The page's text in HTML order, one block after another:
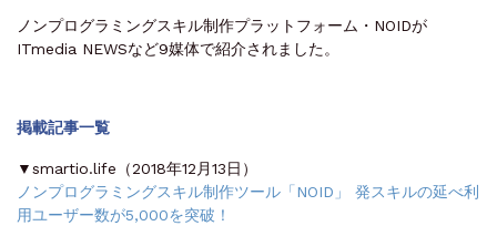
ノンプログラミングスキル制作プラットフォーム・NOIDが
ITmedia NEWSなど9媒体で紹介されました。
掲載記事一覧
▼smartio.life（2018年12月13日）
ノンプログラミングスキル制作ツール「NOID」 発スキルの延べ利
用ユーザー数が5,000を突破！